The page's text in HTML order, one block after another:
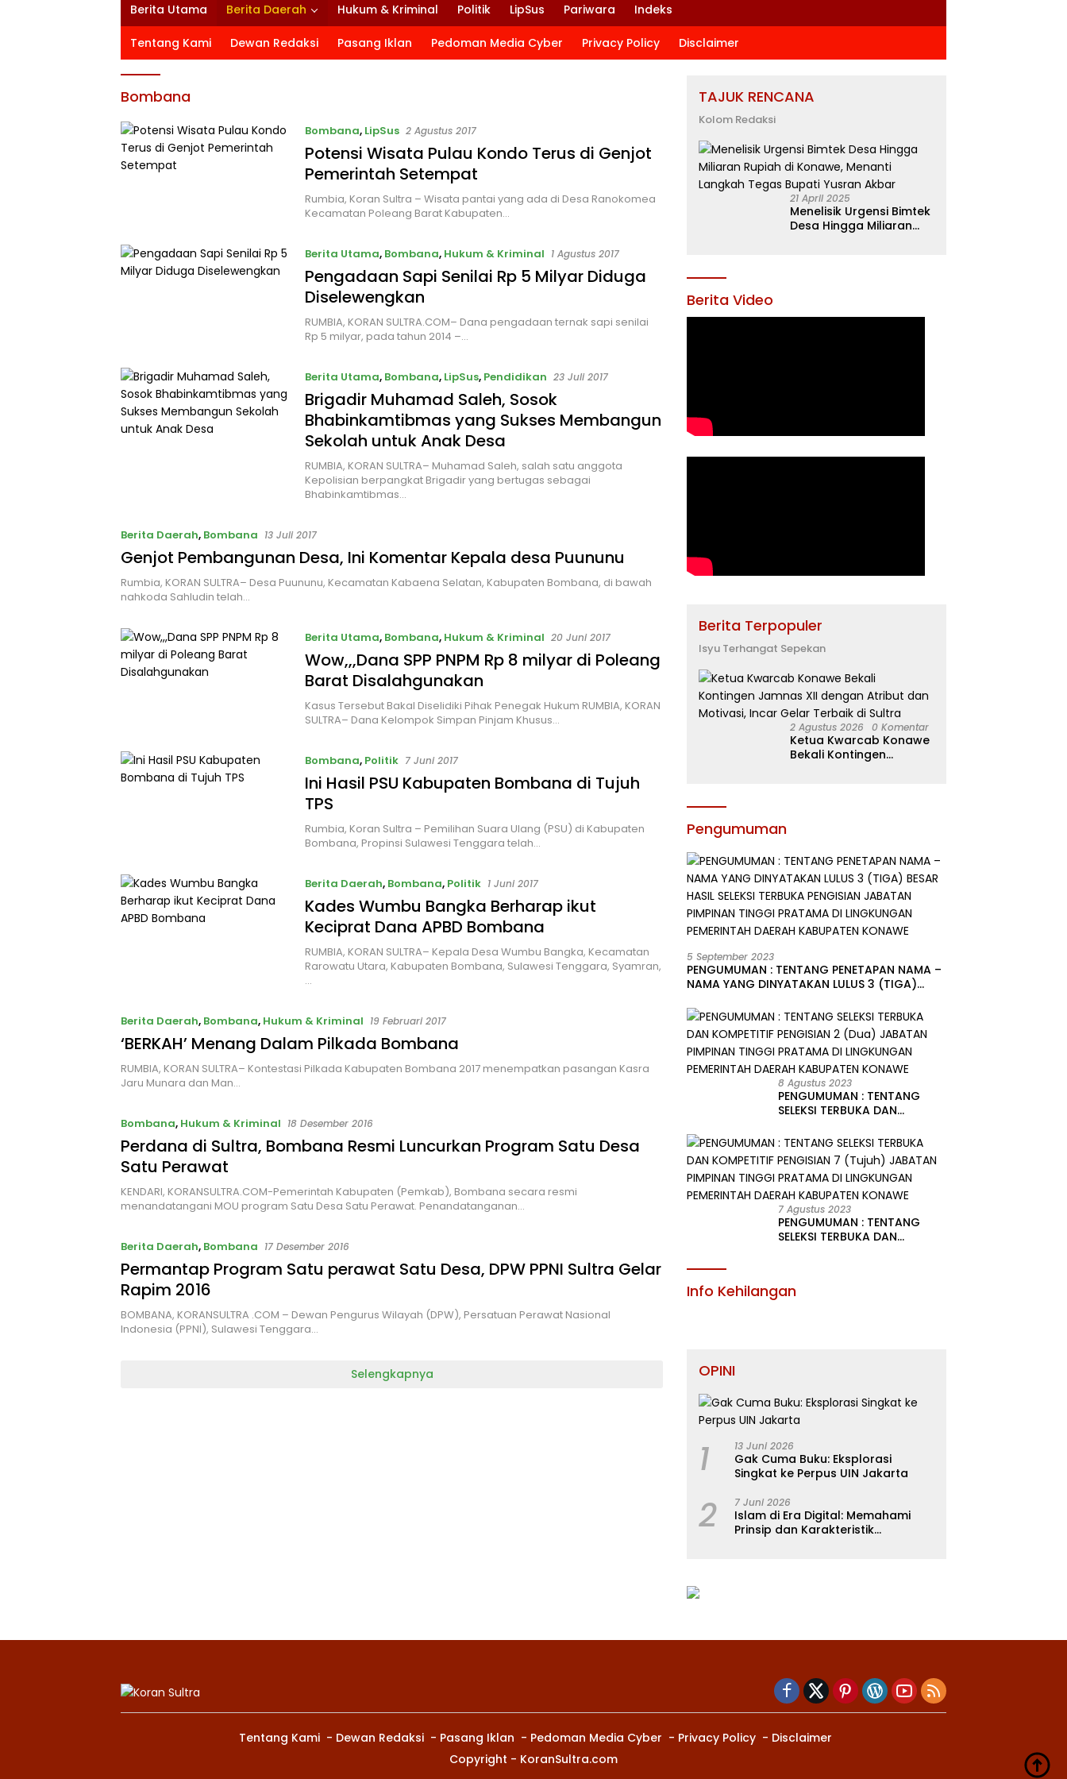
Berita Utama Berita Daerah Hukum & Kriminal Politik LipSus Pariwara Indeks
Tentang Kami Dewan Redaksi Pasang Iklan Pedoman Media Cyber Privacy Policy Disclaimer
Bombana
Bombana, LipSus 2 Agustus 2017
Potensi Wisata Pulau Kondo Terus di Genjot
Pemerintah Setempat
Rumbia, Koran Sultra – Wisata pantai yang ada di Desa Ranokomea
Kecamatan Poleang Barat Kabupaten…
Berita Utama, Bombana, Hukum & Kriminal 1 Agustus 2017
Pengadaan Sapi Senilai Rp 5 Milyar Diduga
Diselewengkan
RUMBIA, KORAN SULTRA.COM– Dana pengadaan ternak sapi senilai
Rp 5 milyar, pada tahun 2014 –…
Berita Utama, Bombana, LipSus, Pendidikan 23 Juli 2017
Brigadir Muhamad Saleh, Sosok
Bhabinkamtibmas yang Sukses Membangun
Sekolah untuk Anak Desa
RUMBIA, KORAN SULTRA– Muhamad Saleh, salah satu anggota
Kepolisian berpangkat Brigadir yang bertugas sebagai
Bhabinkamtibmas…
Berita Daerah, Bombana 13 Juli 2017
Genjot Pembangunan Desa, Ini Komentar Kepala desa Puununu
Rumbia, KORAN SULTRA– Desa Puununu, Kecamatan Kabaena Selatan, Kabupaten Bombana, di bawah
nahkoda Sahludin telah…
Berita Utama, Bombana, Hukum & Kriminal 20 Juni 2017
Wow,,,Dana SPP PNPM Rp 8 milyar di Poleang
Barat Disalahgunakan
Kasus Tersebut Bakal Diselidiki Pihak Penegak Hukum RUMBIA, KORAN
SULTRA– Dana Kelompok Simpan Pinjam Khusus…
Bombana, Politik 7 Juni 2017
Ini Hasil PSU Kabupaten Bombana di Tujuh
TPS
Rumbia, Koran Sultra – Pemilihan Suara Ulang (PSU) di Kabupaten
Bombana, Propinsi Sulawesi Tenggara telah…
Berita Daerah, Bombana, Politik 1 Juni 2017
Kades Wumbu Bangka Berharap ikut
Keciprat Dana APBD Bombana
RUMBIA, KORAN SULTRA– Kepala Desa Wumbu Bangka, Kecamatan
Rarowatu Utara, Kabupaten Bombana, Sulawesi Tenggara, Syamran,
…
Berita Daerah, Bombana, Hukum & Kriminal 19 Februari 2017
‘BERKAH’ Menang Dalam Pilkada Bombana
RUMBIA, KORAN SULTRA– Kontestasi Pilkada Kabupaten Bombana 2017 menempatkan pasangan Kasra
Jaru Munara dan Man…
Bombana, Hukum & Kriminal 18 Desember 2016
Perdana di Sultra, Bombana Resmi Luncurkan Program Satu Desa
Satu Perawat
KENDARI, KORANSULTRA.COM-Pemerintah Kabupaten (Pemkab), Bombana secara resmi
menandatangani MOU program Satu Desa Satu Perawat. Penandatanganan…
Berita Daerah, Bombana 17 Desember 2016
Permantap Program Satu perawat Satu Desa, DPW PPNI Sultra Gelar
Rapim 2016
BOMBANA, KORANSULTRA .COM – Dewan Pengurus Wilayah (DPW), Persatuan Perawat Nasional
Indonesia (PPNI), Sulawesi Tenggara…
Selengkapnya
TAJUK RENCANA
Kolom Redaksi
21 April 2025
Menelisik Urgensi Bimtek
Desa Hingga Miliaran
Berita Video
Berita Terpopuler
Isyu Terhangat Sepekan
2 Agustus 2026 0 Komentar
Ketua Kwarcab Konawe
Bekali Kontingen
Pengumuman
5 September 2023
PENGUMUMAN : TENTANG PENETAPAN NAMA –
NAMA YANG DINYATAKAN LULUS 3 (TIGA)
JABATAN PIMPINAN TINGGI PRATAMA DI
LINGKUNGAN PEMERINTAH DAERAH
KABUPATEN KONAWE
8 Agustus 2023
PENGUMUMAN : TENTANG
SELEKSI TERBUKA DAN
(Dua) JABATAN PIMPINAN
TINGGI PRATAMA DI
LINGKUNGAN PEMERINTAH
DAERAH KABUPATEN KONAWE
7 Agustus 2023
PENGUMUMAN : TENTANG
SELEKSI TERBUKA DAN
LINGKUNGAN PEMERINTAH
Info Kehilangan
OPINI
1 13 Juni 2026
Gak Cuma Buku: Eksplorasi
Singkat ke Perpus UIN Jakarta
2 7 Juni 2026
Islam di Era Digital: Memahami
Prinsip dan Karakteristik
Tentang Kami Dewan Redaksi Pasang Iklan Pedoman Media Cyber Privacy Policy
Disclaimer
Copyright - KoranSultra.com